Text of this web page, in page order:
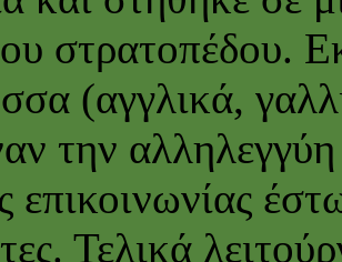
στρατοπέδου.
(αγγλικά,
την
επικοινωνίας
Τελικά